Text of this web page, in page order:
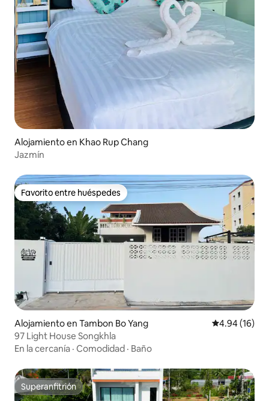
Alojamiento en Khao Rup Chang
Jazmín
Favorito entre huéspedes
Favorito entre huéspedes
Alojamiento en Tambon Bo Yang Calificación
4.94 (16)
97 Light House Songkhla
En la cercanía · Comodidad · Baño
Superanfitrión
Superanfitrión